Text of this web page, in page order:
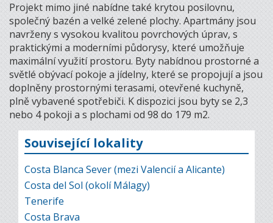
Projekt mimo jiné nabídne také krytou posilovnu,
společný bazén a velké zelené plochy. Apartmány jsou
navrženy s vysokou kvalitou povrchových úprav, s
praktickými a moderními půdorysy, které umožňuje
maximální využití prostoru. Byty nabídnou prostorné a
světlé obývací pokoje a jídelny, které se propojují a jsou
doplněny prostornými terasami, otevřené kuchyně,
plně vybavené spotřebiči. K dispozici jsou byty se 2,3
nebo 4 pokoji a s plochami od 98 do 179 m2.
Související lokality
Costa Blanca Sever (mezi Valencií a Alicante)
Costa del Sol (okolí Málagy)
Tenerife
Costa Brava